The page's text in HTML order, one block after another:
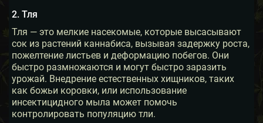
2. Тля
Тля — это мелкие насекомые, которые высасывают
сок из растений каннабиса, вызывая задержку роста,
пожелтение листьев и деформацию побегов. Они
быстро размножаются и могут быстро заразить
урожай. Внедрение естественных хищников, таких
как божьи коровки, или использование
инсектицидного мыла может помочь
контролировать популяцию тли.